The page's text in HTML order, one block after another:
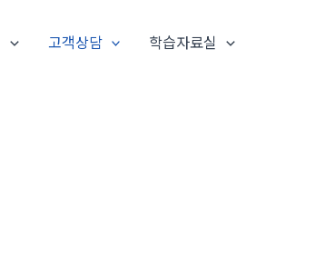
고객상담 학습자료실